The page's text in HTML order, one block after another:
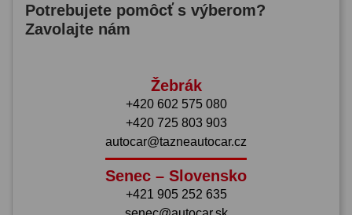
Potrebujete pomôcť s výberom?
Zavolajte nám
Žebrák
+420 602 575 080
+420 725 803 903
autocar@tazneautocar.cz
Senec – Slovensko
+421 905 252 635